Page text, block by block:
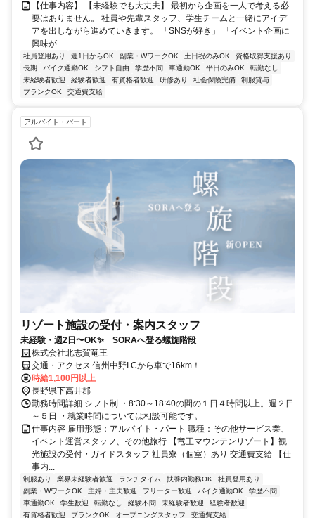
【仕事内容】 【未経験でも大丈夫】 最初から企画を一人で考える必
要はありません。 社員や先輩スタッフ、学生チームと一緒にアイデ
アを出しながら進めていきます。 「SNSが好き」 「イベント企画に
興味が...
社員登用あり 週1日からOK 副業・WワークOK 土日祝のみOK
資格取得支援あり
長期
バイク通勤OK シフト自由 学歴不問 車通勤OK 平日のみOK
転勤なし
未経験者歓迎
経験者歓迎 有資格者歓迎 研修あり 社会保険完備
制服貸与
ブランクOK
交通費支給
アルバイト・パート
リゾート施設の受付・案内スタッフ
未経験・週2日〜OK✨ SORAへ登る螺旋階段
株式会社北志賀竜王
交通・アクセス 信州中野I.Cから車で16km！
時給1,100円以上
長野県下高井郡
勤務時間詳細 シフト制 ・8:30～18:40の間の１日４時間以上。週２日
～５日 ・就業時間については相談可能です。
仕事内容 雇用形態：アルバイト・パート 職種：その他サービス業、
イベント運営スタッフ、その他旅行 【竜王マウンテンリゾート】観
光施設の受付・ガイドスタッフ 社員寮（個室）あり 交通費支給 【仕
事内...
制服あり 業界未経験者歓迎 ランチタイム 扶養内勤務OK
社員登用あり
副業・WワークOK
主婦・主夫歓迎 フリーター歓迎 バイク通勤OK
学歴不問
車通勤OK
学生歓迎 転勤なし 経験不問 未経験者歓迎
経験者歓迎
有資格者歓迎
ブランクOK オープニングスタッフ 交通費支給